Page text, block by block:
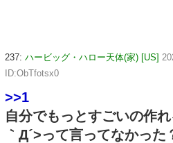
237: ハービッグ・ハロー天体(家) [US]
ID:ObTfotsx0
>>1
自分でもっとすごいの作
｀Д´>って言ってなかった